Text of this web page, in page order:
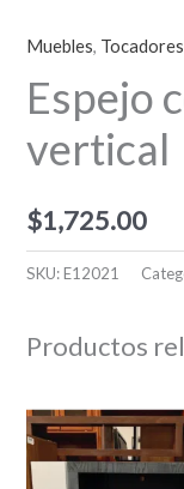
Muebles, Tocadores
Espejo
vertical
$1,725.00
SKU:E12021
Productos